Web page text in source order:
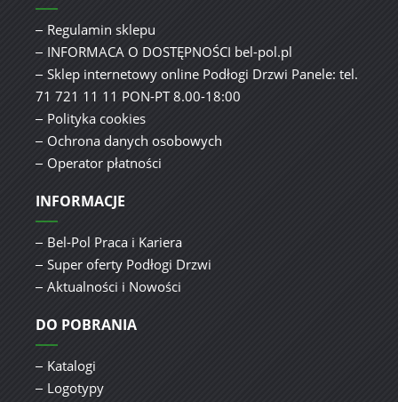
Regulamin sklepu
INFORMACA O DOSTĘPNOŚCI bel-pol.pl
Sklep internetowy online Podłogi Drzwi Panele: tel.
71 721 11 11 PON-PT 8.00-18:00
Polityka cookies
Ochrona danych osobowych
Operator płatności
INFORMACJE
Bel-Pol Praca i Kariera
Super oferty Podłogi Drzwi
Aktualności i Nowości
DO POBRANIA
Katalogi
Logotypy